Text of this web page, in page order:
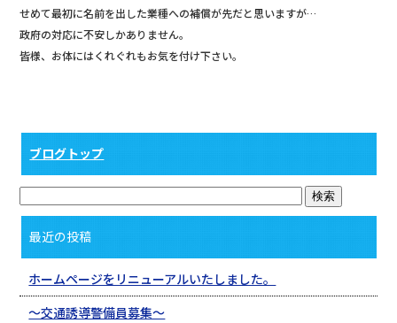
せめて最初に名前を出した業種への補償が先だと思いますが…
政府の対応に不安しかありません。
皆様、お体にはくれぐれもお気を付け下さい。
ブログトップ
最近の投稿
ホームページをリニューアルいたしました。
〜交通誘導警備員募集〜